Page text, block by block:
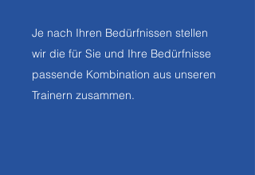
Je nach Ihren Bedürfnissen stellen
wir die für Sie und Ihre Bedürfnisse
passende Kombination aus unseren
Trainern zusammen.